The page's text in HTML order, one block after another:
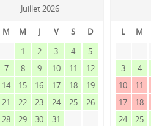
Juillet 2026
M M J V S
D
1
2 3 4
5
7 8 9 10 11
12
14 15 16 17 18
19
21 22 23 24 25
26
28 29 30 31
L M
3
4
10
11
17
18
24
25